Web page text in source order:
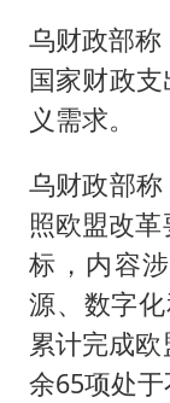
乌财政部
国家财政
义需求。
乌财政部
照欧盟改
标，内容
源、数字
累计完成
余65项处于